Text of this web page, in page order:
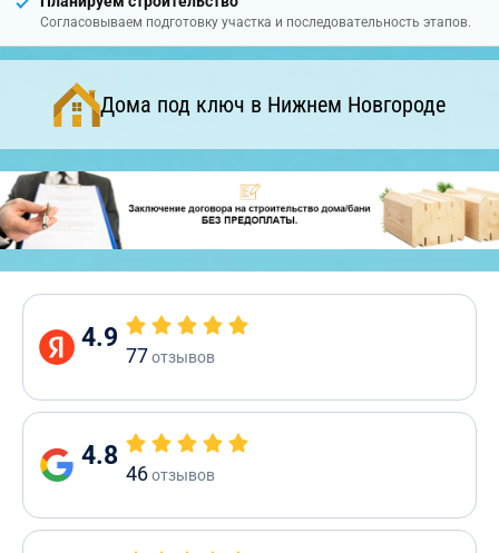
Согласовываем подготовку участка и последовательность этапов.
Дома под ключ в Нижнем Новгороде
4.9
77отзывов
4.8
46отзывов